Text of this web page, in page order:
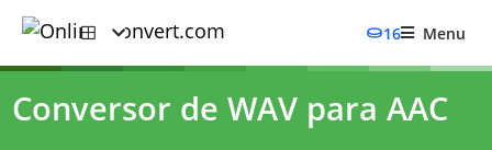
16 Menu
Conversor de WAV para AAC